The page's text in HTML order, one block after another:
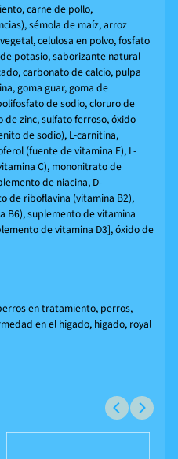
carne de pollo,
sémola de maíz, arroz
celulosa en polvo, fosfato
potasio, saborizante natural
carbonato de calcio, pulpa
goma guar, goma de
de sodio, cloruro de
zinc, sulfato ferroso, óxido
de sodio), L-carnitina,
(fuente de vitamina E), L-
C), mononitrato de
de niacina, D-
de riboflavina (vitamina B2),
B6), suplemento de vitamina
de vitamina D3], óxido de
en tratamiento, perros,
en el higado, higado, royal